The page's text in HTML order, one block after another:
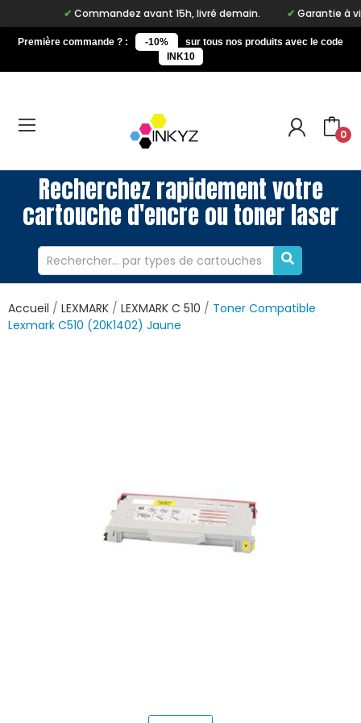
Commandez avant 15h, livré demain. Garantie à vie
Première commande ? : -10%
sur tous nos produits avec le code
INK10
0
Recherchez rapidement votre
cartouche d'encre ou toner laser
Accueil LEXMARK LEXMARK C 510
Toner Compatible
Lexmark C510 (20K1402) Jaune